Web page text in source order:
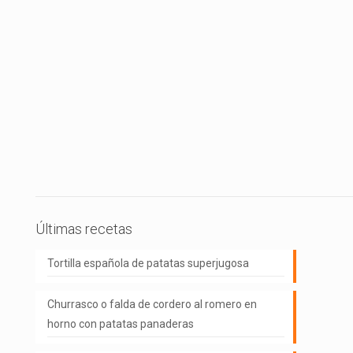
Últimas recetas
Tortilla española de patatas superjugosa
Churrasco o falda de cordero al romero en
horno con patatas panaderas